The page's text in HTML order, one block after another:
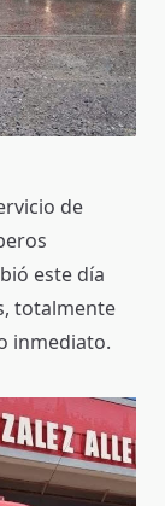
de
este día
totalmente
inmediato.